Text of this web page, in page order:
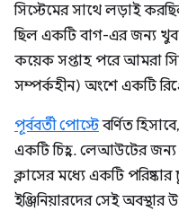
সিস্টেমের সাথে লড়াই
ছিল একটি বাগ-এর জন্য খুব
কয়েক সপ্তাহ পরে আমরা
সম্পর্কহীন) অংশে একটি
পূর্ববর্তী পোস্টেবর্ণিত
একটি চিহ্ন. লেআউটের
ক্লাসের মধ্যে একটি
ইঞ্জিনিয়ারদের সেই